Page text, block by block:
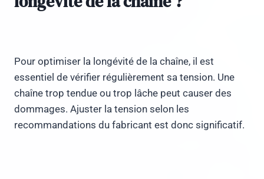
Pour optimiser la longévité de la chaîne, il est
essentiel de vérifier régulièrement sa tension. Une
chaîne trop tendue ou trop lâche peut causer des
dommages. Ajuster la tension selon les
recommandations du fabricant est donc significatif.